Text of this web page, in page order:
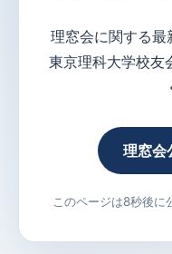
理窓会に関する最
東京理科大学校友
理窓会
このページは8秒後に